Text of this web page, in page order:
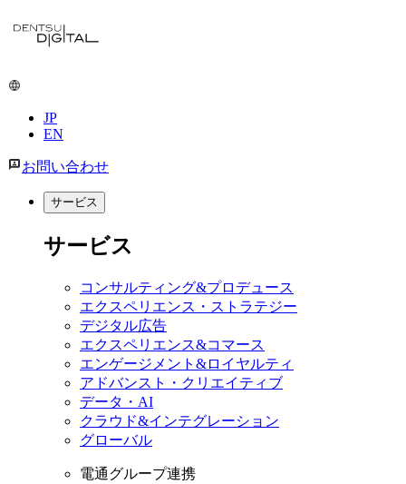
メ
コ
ツ
JP
EN
お問い合わせ
サービス
サービス
コンサルティング&プロデュース
エクスペリエンス・ストラテジー
デジタル広告
エクスペリエンス&コマース
エンゲージメント&ロイヤルティ
アドバンスト・クリエイティブ
データ・AI
クラウド&インテグレーション
グローバル
電通グループ連携